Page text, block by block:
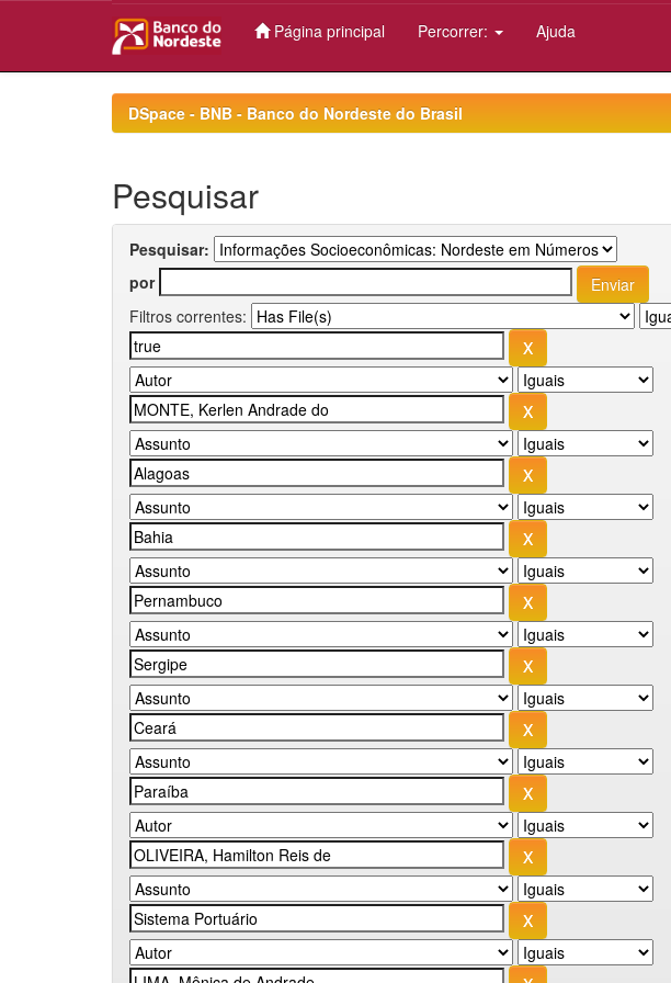
Página principal Percorrer: Ajuda
DSpace - BNB - Banco do Nordeste do Brasil
Pesquisar
Pesquisar:
por
Filtros correntes: